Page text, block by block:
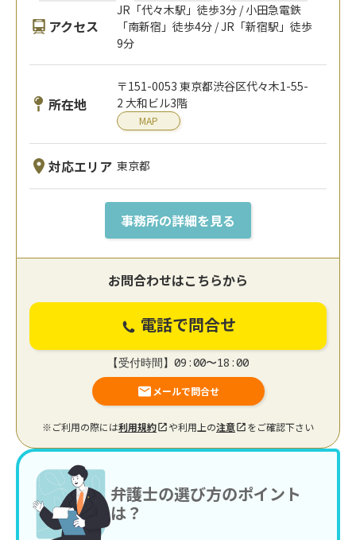
アクセス
JR「代々木駅」徒歩3分 / 小田急電鉄
「南新宿」徒歩4分 / JR「新宿駅」徒歩
9分
所在地
〒151-0053 東京都渋谷区代々木1-55-
2 大和ビル3階
MAP
対応エリア 東京都
事務所の詳細を見る
お問合わせはこちらから
電話で問合せ
【受付時間】09:00〜18:00
メールで問合せ
※ご利用の際には利用規約 や利用上の注意 をご確認下さい
弁護士の選び方のポイント
は？